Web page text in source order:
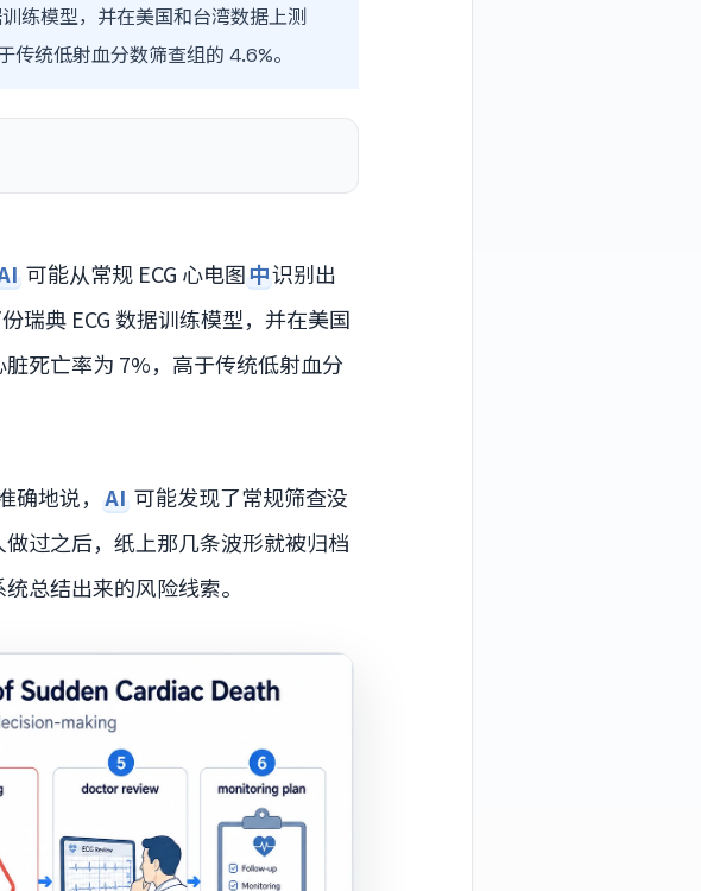
练模型，并在美国和台湾数据上测
统低射血分数筛查组的 4.6%。
可能从常规 ECG 心电图中识别出
瑞典 ECG 数据训练模型，并在美国
死亡率为 7%，高于传统低射血分
地说， AI 可能发现了常规筛查没
过之后，纸上那几条波形就被归档
总结出来的风险线索。